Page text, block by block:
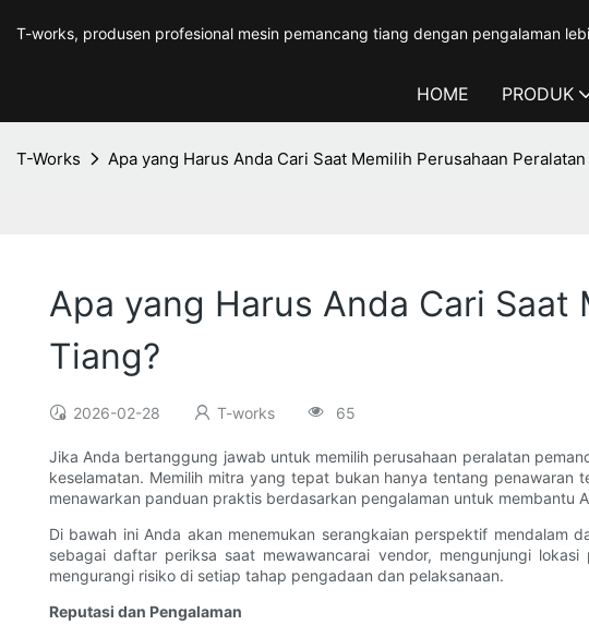
T-works, produsen profesional mesin pemancang tiang dengan pengalaman
HOME PRODUK
T-Works Apa yang Harus Anda Cari Saat Memilih Perusahaan
Apa yang Harus Anda Cari
Tiang?
2026-02-28 T-works 65
Jika Anda bertanggung jawab untuk memilih perusahaan peralatan
keselamatan. Memilih mitra yang tepat bukan hanya tentang
menawarkan panduan praktis berdasarkan pengalaman untuk
Di bawah ini Anda akan menemukan serangkaian perspektif
sebagai daftar periksa saat mewawancarai vendor, mengunjungi
mengurangi risiko di setiap tahap pengadaan dan pelaksanaan.
Reputasi dan Pengalaman